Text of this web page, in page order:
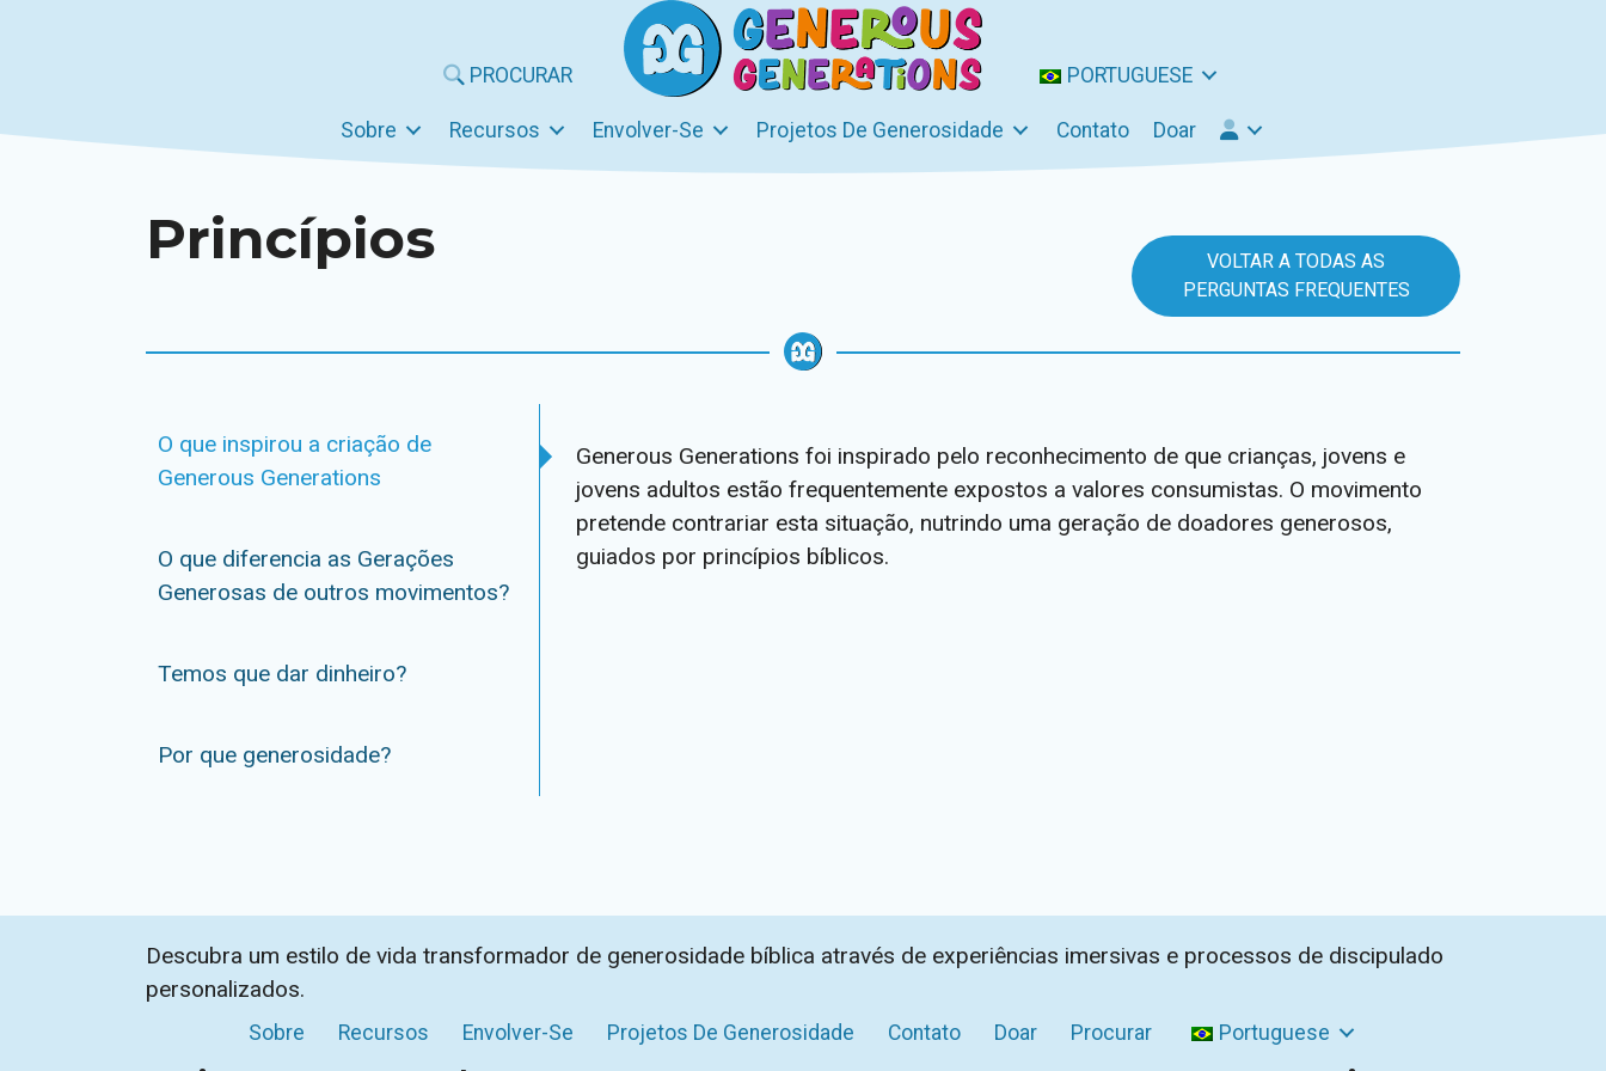
PROCURAR PORTUGUESE
Sobre Recursos Envolver-Se Projetos De Generosidade Contato Doar
Princípios
VOLTAR A TODAS AS
PERGUNTAS FREQUENTES
O que inspirou a criação de
Generous Generations
O que diferencia as Gerações
Generosas de outros movimentos?
Temos que dar dinheiro?
Por que generosidade?
Generous Generations foi inspirado pelo reconhecimento de que crianças, jovens e
jovens adultos estão frequentemente expostos a valores consumistas. O movimento
pretende contrariar esta situação, nutrindo uma geração de doadores generosos,
guiados por princípios bíblicos.
Descubra um estilo de vida transformador de generosidade bíblica através de experiências imersivas e processos de discipulado
personalizados.
Sobre Recursos Envolver-Se Projetos De Generosidade Contato Doar Procurar Portuguese